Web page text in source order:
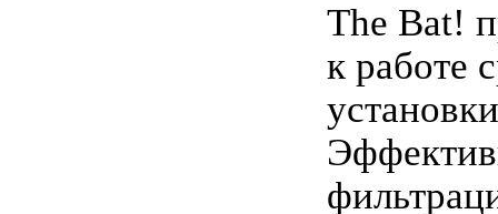
The Bat!
к работе